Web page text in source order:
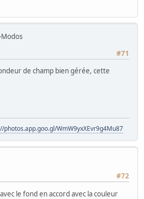
#71
de champ bien gérée, cette
photos.app.goo.gl/WmW9yxXEvr9g4Mu87
#72
le fond en accord avec la couleur